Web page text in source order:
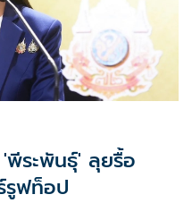
พีระพันธุ์' ลุยรื้อ
รูฟท็อป